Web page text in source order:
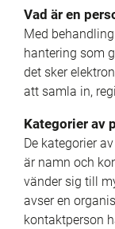
Vad är en
Med
hantering som
det sker
att samla in,
Kategorier av
De kategorier
är namn och
vänder sig till
avser en
kontaktperson